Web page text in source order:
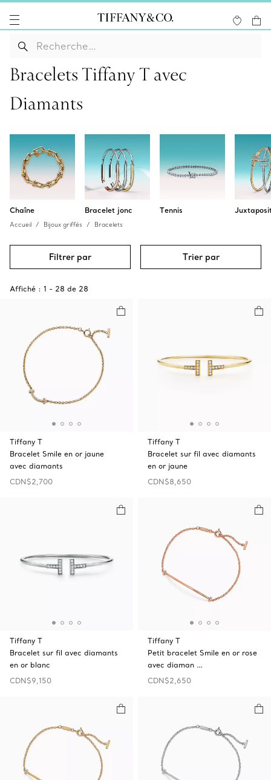
Bracelets Tiffany T avec
Diamants
Chaîne Bracelet jonc Tennis
Accueil Bijoux griffés Bracelets
Filtrer par Trier par
Affiché : 1 - 28 de 28
Tiffany T
Bracelet Smile en or jaune
avec diamants
CDN$2,700
Tiffany T
Bracelet sur fil avec diamants
en or jaune
CDN$8,650
Tiffany T
Bracelet sur fil avec diamants
en or blanc
CDN$9,150
Tiffany T
Petit bracelet Smile en or rose
avec diaman …
CDN$2,650